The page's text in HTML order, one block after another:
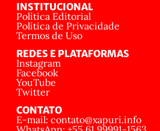
INSTITUCIONAL
Política Editorial
Política de Privacidade
Termos de Uso
REDES E PLATAFORMAS
Instagram
Facebook
YouTube
Twitter
CONTATO
E-mail: contato@xapuri.info